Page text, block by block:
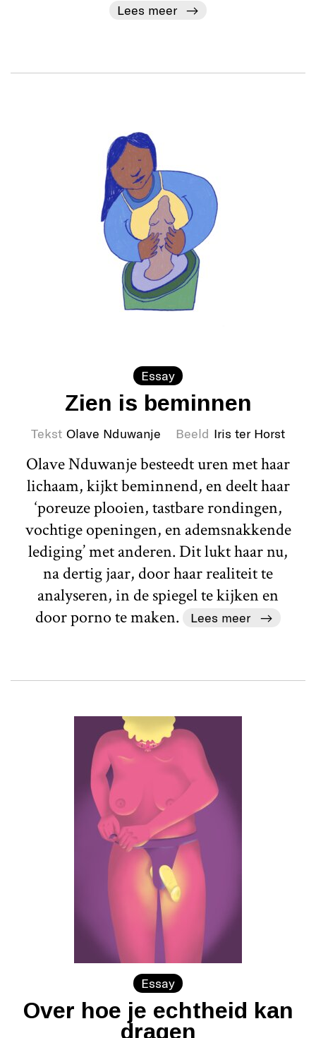
Lees meer
Essay
Zien is beminnen
Tekst Olave Nduwanje Beeld Iris ter Horst
Olave Nduwanje besteedt uren met haar
lichaam, kijkt beminnend, en deelt haar
‘poreuze plooien, tastbare rondingen,
vochtige openingen, en ademsnakkende
lediging’ met anderen. Dit lukt haar nu,
na dertig jaar, door haar realiteit te
analyseren, in de spiegel te kijken en
door porno te maken.
Lees meer
Essay
Over hoe je echtheid kan
dragen